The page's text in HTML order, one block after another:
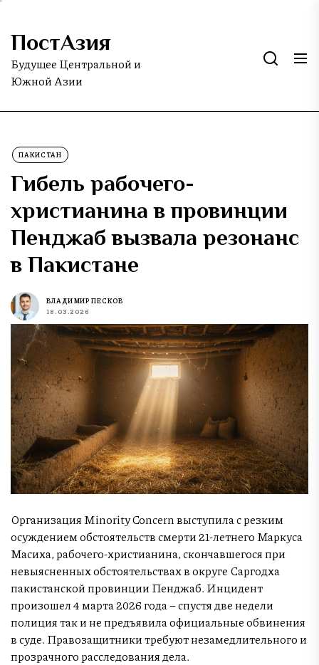
Skip
the
content
ПостАзия
Будущее Центральной и
Южной Азии
ПАКИСТАН
Гибель рабочего-
христианина в провинции
Пенджаб вызвала резонанс
в Пакистане
ВЛАДИМИР ПЕСКОВ
18.03.2026
Организация Minority Concern выступила с резким
осуждением обстоятельств смерти 21-летнего Маркуса
Масиха, рабочего-христианина, скончавшегося при
невыясненных обстоятельствах в округе Саргодха
пакистанской провинции Пенджаб. Инцидент
произошел 4 марта 2026 года – спустя две недели
полиция так и не предъявила официальные обвинения
в суде. Правозащитники требуют незамедлительного и
прозрачного расследования дела.